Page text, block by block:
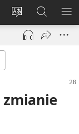
Wybór
języka
Logowanie
(opens
window)
Szukaj
na
JW.ORG
zmianie